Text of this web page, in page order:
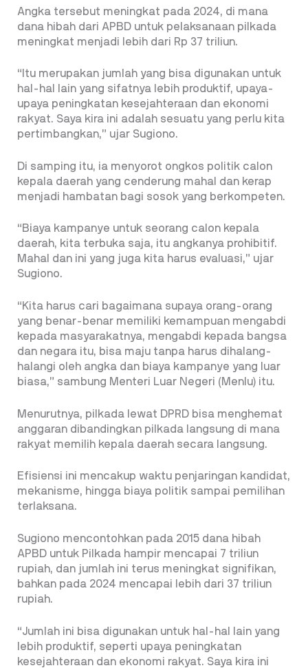
Angka tersebut meningkat pada 2024, di mana
dana hibah dari APBD untuk pelaksanaan pilkada
meningkat menjadi lebih dari Rp 37 triliun.
“Itu merupakan jumlah yang bisa digunakan untuk
hal-hal lain yang sifatnya lebih produktif, upaya-
upaya peningkatan kesejahteraan dan ekonomi
rakyat. Saya kira ini adalah sesuatu yang perlu kita
pertimbangkan,” ujar Sugiono.
Di samping itu, ia menyorot ongkos politik calon
kepala daerah yang cenderung mahal dan kerap
menjadi hambatan bagi sosok yang berkompeten.
“Biaya kampanye untuk seorang calon kepala
daerah, kita terbuka saja, itu angkanya prohibitif.
Mahal dan ini yang juga kita harus evaluasi,” ujar
Sugiono.
“Kita harus cari bagaimana supaya orang-orang
yang benar-benar memiliki kemampuan mengabdi
kepada masyarakatnya, mengabdi kepada bangsa
dan negara itu, bisa maju tanpa harus dihalang-
halangi oleh angka dan biaya kampanye yang luar
biasa,” sambung Menteri Luar Negeri (Menlu) itu.
Menurutnya, pilkada lewat DPRD bisa menghemat
anggaran dibandingkan pilkada langsung di mana
rakyat memilih kepala daerah secara langsung.
Efisiensi ini mencakup waktu penjaringan kandidat,
mekanisme, hingga biaya politik sampai pemilihan
terlaksana.
Sugiono mencontohkan pada 2015 dana hibah
APBD untuk Pilkada hampir mencapai 7 triliun
rupiah, dan jumlah ini terus meningkat signifikan,
bahkan pada 2024 mencapai lebih dari 37 triliun
rupiah.
“Jumlah ini bisa digunakan untuk hal-hal lain yang
lebih produktif, seperti upaya peningkatan
kesejahteraan dan ekonomi rakyat. Saya kira ini